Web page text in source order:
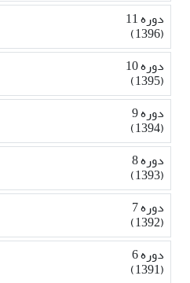
دوره 11
(1396)
دوره 10
(1395)
دوره 9
(1394)
دوره 8
(1393)
دوره 7
(1392)
دوره 6
(1391)